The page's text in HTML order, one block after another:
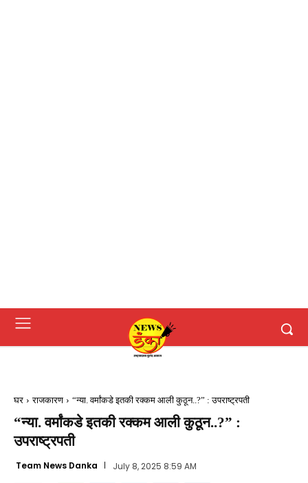
घर राजकारण “न्या. वर्मांकडे इतकी रक्कम आली कुठून..?” : उपराष्ट्रपती
“न्या. वर्मांकडे इतकी रक्कम आली कुठून..?” :
उपराष्ट्रपती
Team News Danka July 8, 2025 8:59 AM